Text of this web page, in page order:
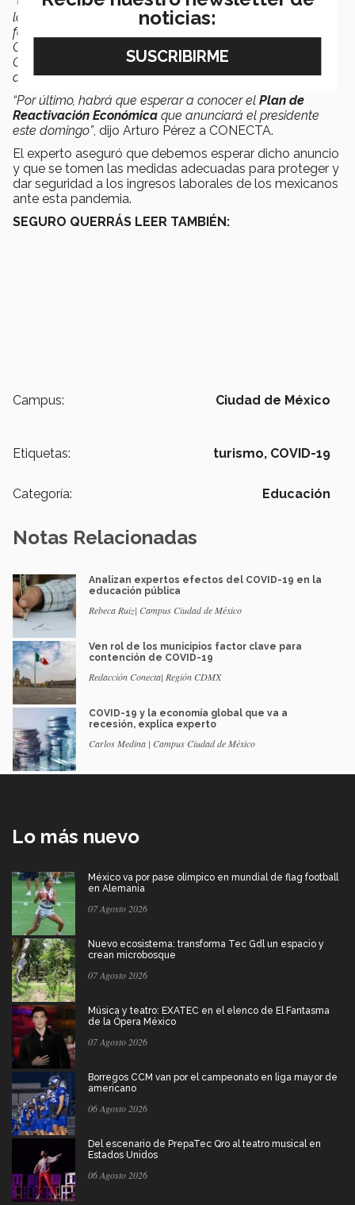
la caída de sus ventas no sea tan grande una vez que la
fase más complicada de la crisis pase. En el caso de la
CDMX hay apoyos para microempresarios. La Jefa de
Gobierno anunció apoyos por 10,000 pesos con un plazo
de pago de 24 meses.
“Por último, habrá que esperar a conocer el Plan de
Reactivación Económica que anunciará el presidente
este domingo”, dijo Arturo Pérez a CONECTA.
El experto aseguró que debemos esperar dicho anuncio
y que se tomen las medidas adecuadas para proteger y
dar seguridad a los ingresos laborales de los mexicanos
ante esta pandemia.
SEGURO QUERRÁS LEER TAMBIÉN:
Campus: Ciudad de México
Etiquetas: turismo, COVID-19
Categoría: Educación
Notas Relacionadas
Analizan expertos efectos del COVID-19 en la
educación pública
Rebeca Ruiz| Campus Ciudad de México
Ven rol de los municipios factor clave para
contención de COVID-19
Redacción Conecta| Región CDMX
COVID-19 y la economía global que va a
recesión, explica experto
Carlos Medina | Campus Ciudad de México
Lo más nuevo
México va por pase olímpico en mundial de flag football
en Alemania
07 Agosto 2026
Nuevo ecosistema: transforma Tec Gdl un espacio y
crean microbosque
07 Agosto 2026
Música y teatro: EXATEC en el elenco de El Fantasma
de la Ópera México
07 Agosto 2026
Borregos CCM van por el campeonato en liga mayor de
americano
06 Agosto 2026
Del escenario de PrepaTec Qro al teatro musical en
Estados Unidos
06 Agosto 2026
noticias: